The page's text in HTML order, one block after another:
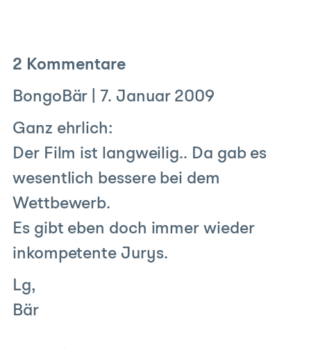
2 Kommentare
BongoBär
7. Januar 2009
Ganz ehrlich:
Der Film ist langweilig.. Da gab es
wesentlich bessere bei dem
Wettbewerb.
Es gibt eben doch immer wieder
inkompetente Jurys.
Lg,
Bär